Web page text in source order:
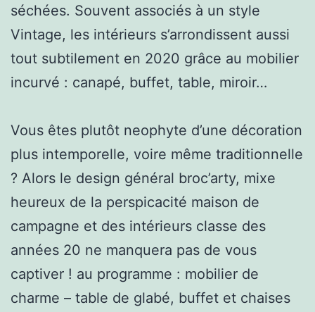
séchées. Souvent associés à un style
Vintage, les intérieurs s’arrondissent aussi
tout subtilement en 2020 grâce au mobilier
incurvé : canapé, buffet, table, miroir…
Vous êtes plutôt neophyte d’une décoration
plus intemporelle, voire même traditionnelle
? Alors le design général broc’arty, mixe
heureux de la perspicacité maison de
campagne et des intérieurs classe des
années 20 ne manquera pas de vous
captiver ! au programme : mobilier de
charme – table de glabé, buffet et chaises